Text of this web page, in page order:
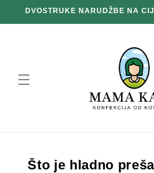
na
sadržaj
DVOSTRUKE NARUDŽBE NA
Što je hladno